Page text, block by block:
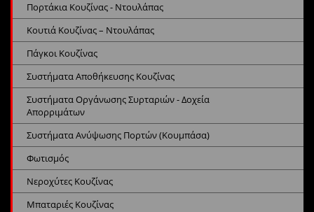
Πορτάκια Κουζίνας - Ντουλάπας
Κουτιά Κουζίνας – Ντουλάπας
Πάγκοι Κουζίνας
Συστήματα Αποθήκευσης Κουζίνας
Συστήματα Οργάνωσης Συρταριών - Δοχεία
Απορριμάτων
Συστήματα Ανύψωσης Πορτών (Κουμπάσα)
Φωτισμός
Νεροχύτες Κουζίνας
Μπαταριές Κουζίνας